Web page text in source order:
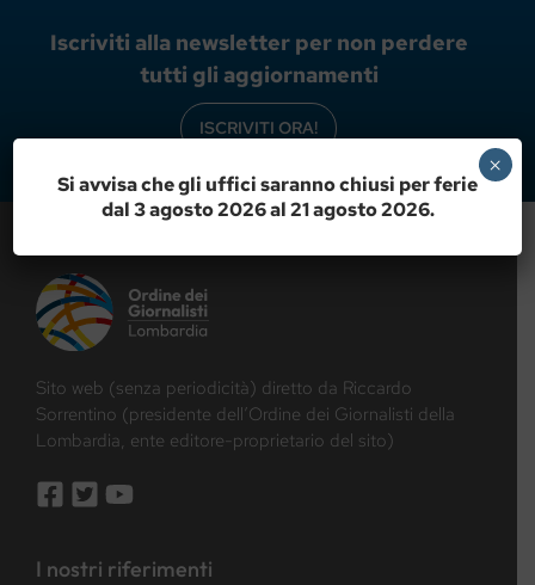
Iscriviti alla newsletter per non perdere
tutti gli aggiornamenti
ISCRIVITI ORA!
Sito web (senza periodicità) diretto da Riccardo
Sorrentino (presidente dell’Ordine dei Giornalisti della
Lombardia, ente editore-proprietario del sito)
I nostri riferimenti
Si avvisa che gli uffici saranno chiusi per ferie
dal 3 agosto 2026 al 21 agosto 2026.
×